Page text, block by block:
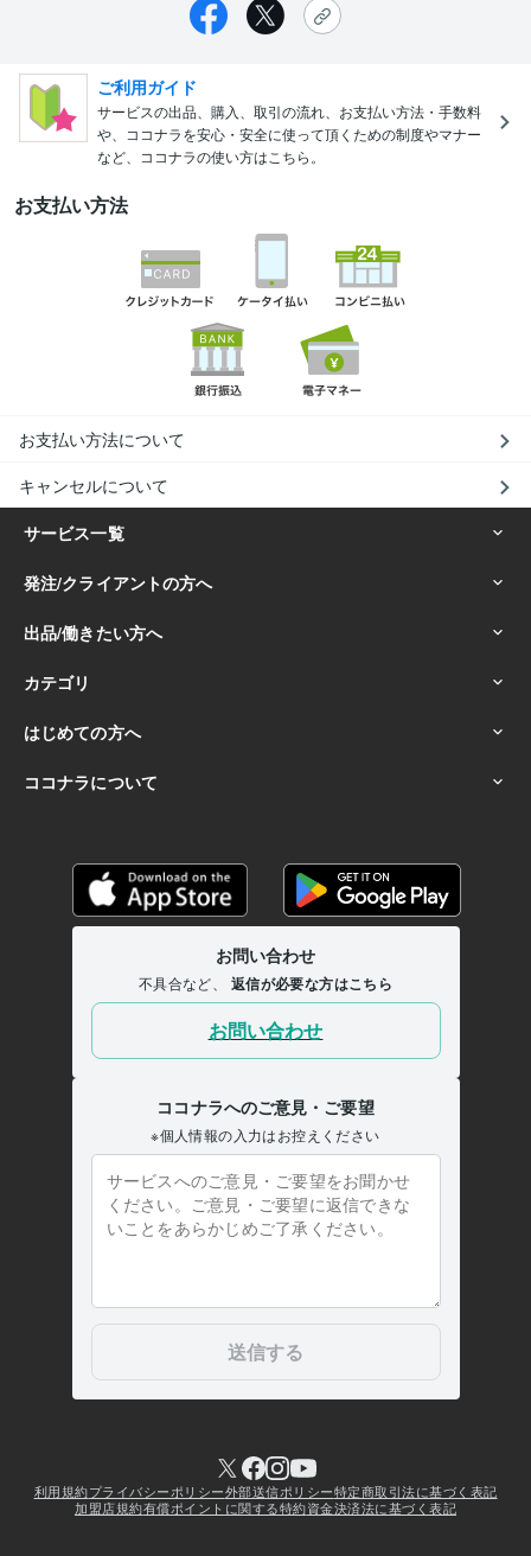
ご利用ガイド
サービスの出品、購入、取引の流れ、お支払い方法・手数料
や、ココナラを安心・安全に使って頂くための制度やマナー
など、ココナラの使い方はこちら。
お支払い方法
お支払い方法について
キャンセルについて